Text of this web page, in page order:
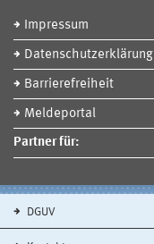
Impressum
Datenschutzerklärung
Barrierefreiheit
Meldeportal
Partner für:
DGUV